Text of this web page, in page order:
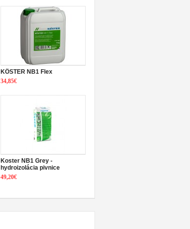
KÖSTER NB1 Flex
34,85€
Koster NB1 Grey -
hydroizolácia pivnice
49,20€